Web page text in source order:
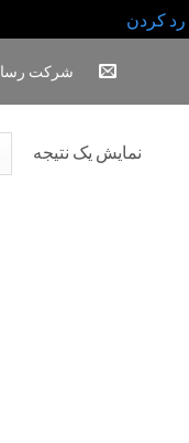
رد کردن
شرکت رسا
نمایش یک نتیجه